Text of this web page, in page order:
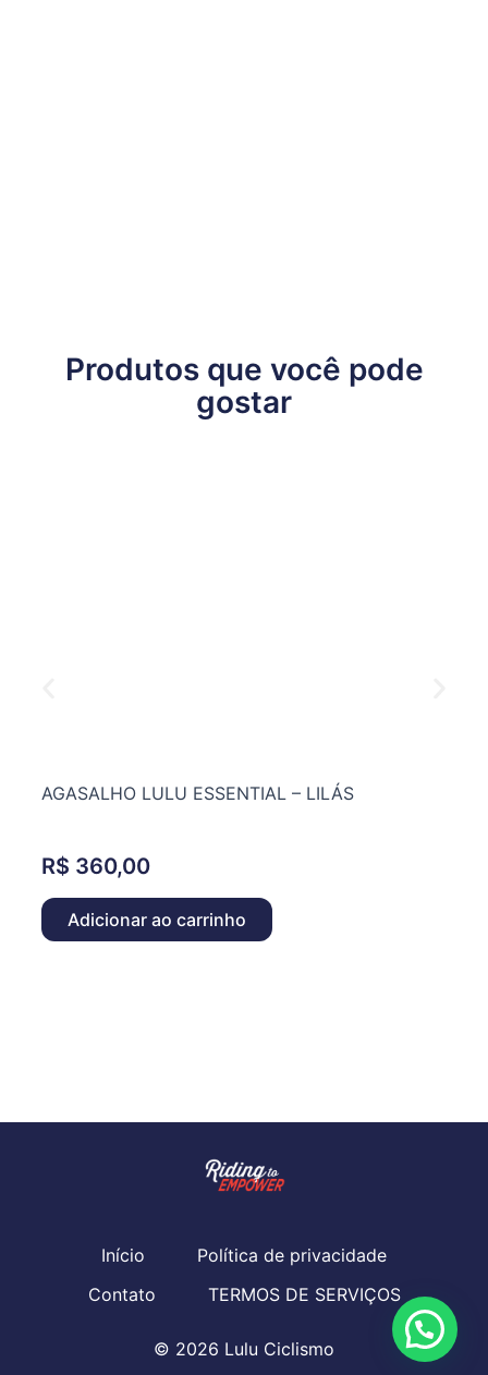
Produtos que você pode
gostar
AGASALHO LULU ESSENTIAL – LILÁS
R$ 360,00
Adicionar ao carrinho
Início
Política de privacidade
Contato
TERMOS DE SERVIÇOS
© 2026 Lulu Ciclismo